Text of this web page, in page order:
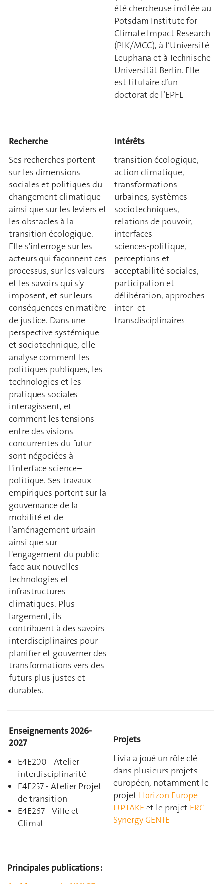
été chercheuse invitée au
Potsdam Institute for
Climate Impact Research
(PIK/MCC), à l’Université
Leuphana et à Technische
Universität Berlin. Elle
est titulaire d’un
doctorat de l’EPFL.
Recherche
Ses recherches portent
sur les dimensions
sociales et politiques du
changement climatique
ainsi que sur les leviers et
les obstacles à la
transition écologique.
Elle s'interroge sur les
acteurs qui façonnent ces
processus, sur les valeurs
et les savoirs qui s'y
imposent, et sur leurs
conséquences en matière
de justice. Dans une
perspective systémique
et sociotechnique, elle
analyse comment les
politiques publiques, les
technologies et les
pratiques sociales
interagissent, et
comment les tensions
entre des visions
concurrentes du futur
sont négociées à
l'interface science–
politique. Ses travaux
empiriques portent sur la
gouvernance de la
mobilité et de
l’aménagement urbain
ainsi que sur
l'engagement du public
face aux nouvelles
technologies et
infrastructures
climatiques. Plus
largement, ils
contribuent à des savoirs
interdisciplinaires pour
planifier et gouverner des
transformations vers des
futurs plus justes et
durables.
Intérêts
transition écologique,
action climatique,
transformations
urbaines, systèmes
sociotechniques,
relations de pouvoir,
interfaces
sciences‑politique,
perceptions et
acceptabilité sociales,
participation et
délibération, approches
inter‑ et
transdisciplinaires
Enseignements 2026-
2027
E4E200 - Atelier
interdisciplinarité
E4E257 - Atelier Projet
de transition
E4E267 - Ville et
Climat
Projets
Livia a joué un rôle clé
dans plusieurs projets
européen, notamment le
projet Horizon Europe
UPTAKE et le projet ERC
Synergy GENIE
Principales publications :